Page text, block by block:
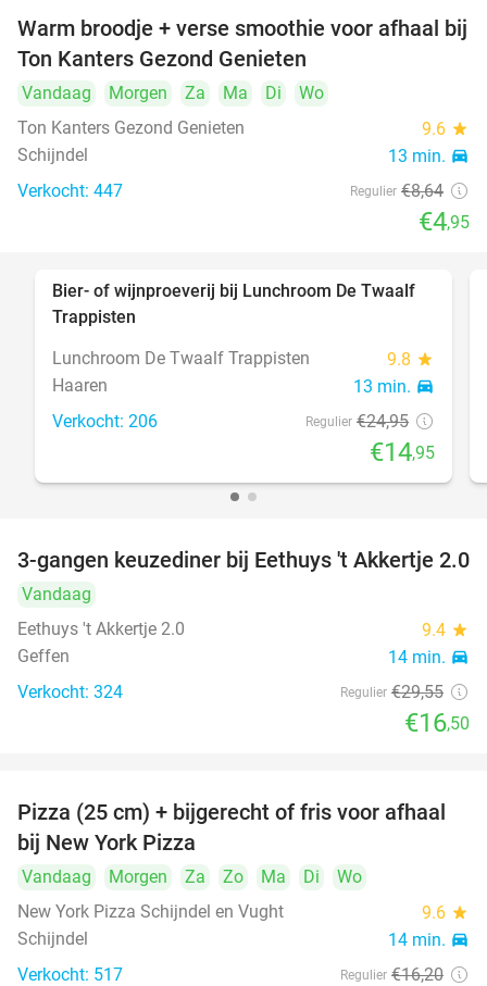
43%
Warm broodje + verse smoothie voor afhaal bij
Ton Kanters Gezond Genieten
Vandaag Morgen Za Ma Di
Wo
Ton Kanters Gezond Genieten
9.6 star
Schijndel 13 min. directions_car
Verkocht: 447 Regulier €8,64
€4,95
40%
Bier- of wijnproeverij bij Lunchroom De Twaalf
Trappisten
Lunchroom De Twaalf Trappisten
9.8 star
Haaren 13 min. directions_car
Verkocht: 206 Regulier €24,95
€14,95
44%
3-gangen keuzediner bij Eethuys 't Akkertje 2.0
Vandaag
Eethuys 't Akkertje 2.0
9.4 star
Geffen 14 min. directions_car
Verkocht: 324 Regulier €29,55
€16,50
48%
Pizza (25 cm) + bijgerecht of fris voor afhaal
bij New York Pizza
Vandaag Morgen Za Zo Ma Di
Wo
New York Pizza Schijndel en Vught
9.6 star
Schijndel 14 min. directions_car
Verkocht: 517 Regulier €16,20